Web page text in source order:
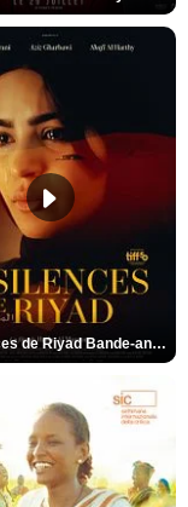
Les Silences de Riyad Bande-annonce VO STFR